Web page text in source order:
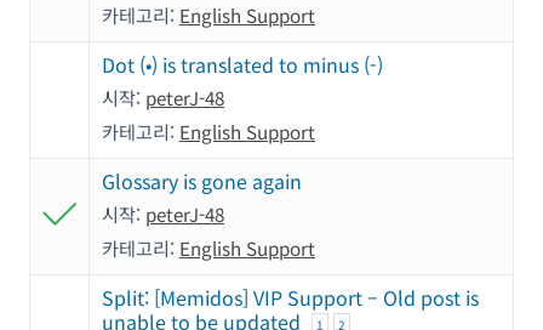
카테고리: English Support
Dot (•) is translated to minus (-)
시작: peterJ-48
카테고리: English Support
Glossary is gone again
시작: peterJ-48
카테고리: English Support
Split: [Memidos] VIP Support – Old post is
unable to be updated
1 2